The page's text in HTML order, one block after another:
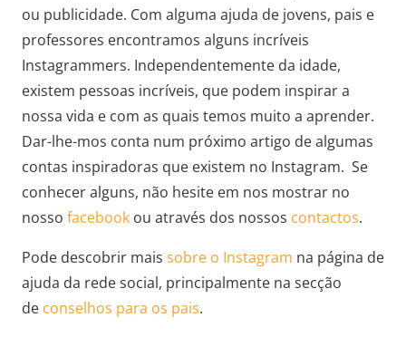
ou publicidade. Com alguma ajuda de jovens, pais e
professores encontramos alguns incríveis
Instagrammers. Independentemente da idade,
existem pessoas incríveis, que podem inspirar a
nossa vida e com as quais temos muito a aprender.
Dar-lhe-mos conta num próximo artigo de algumas
contas inspiradoras que existem no Instagram. Se
conhecer alguns, não hesite em nos mostrar no
nosso facebook ou através dos nossos contactos.
Pode descobrir mais sobre o Instagram na página de
ajuda da rede social, principalmente na secção
de conselhos para os pais.